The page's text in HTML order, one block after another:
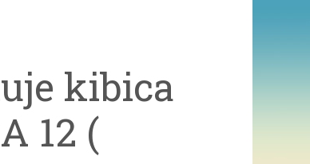
kibica
12 (